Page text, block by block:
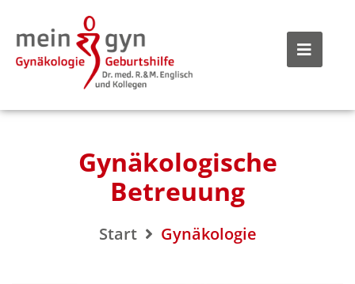
Gynäkologische
Betreuung
Start Gynäkologie